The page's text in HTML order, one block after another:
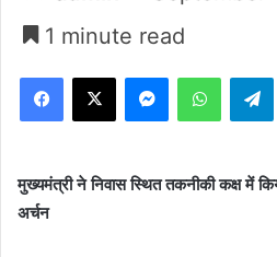
1 minute read
Facebook
X Messenger
मुख्यमंत्री ने निवास स्थित तकनीकी कक्ष में
अर्चन